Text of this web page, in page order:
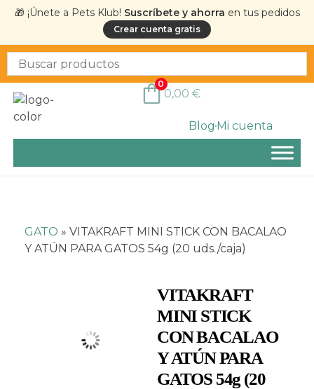
🎁 ¡Únete a Pets Klub! Suscríbete y ahorra en tus pedidos
Crear cuenta gratis
BlogMi cuenta
0
0,00 €
GATO » VITAKRAFT MINI STICK CON BACALAO
Y ATÚN PARA GATOS 54g (20 uds./caja)
VITAKRAFT
MINI STICK
CON BACALAO
Y ATÚN PARA
GATOS 54g (20